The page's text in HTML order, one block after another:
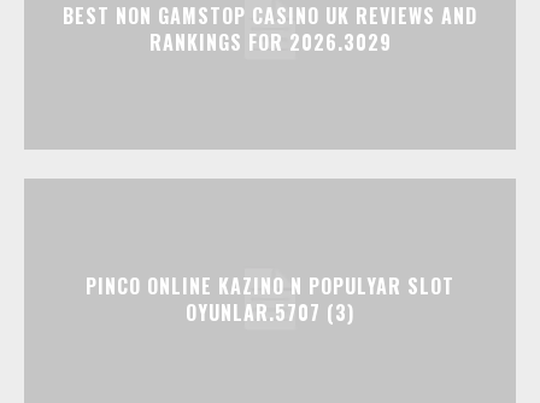
BEST NON GAMSTOP CASINO UK REVIEWS AND
RANKINGS FOR 2026.3029
PINCO ONLINE KAZINO N POPULYAR SLOT
OYUNLAR.5707 (3)